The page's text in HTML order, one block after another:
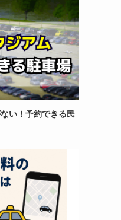
い！予約できる民